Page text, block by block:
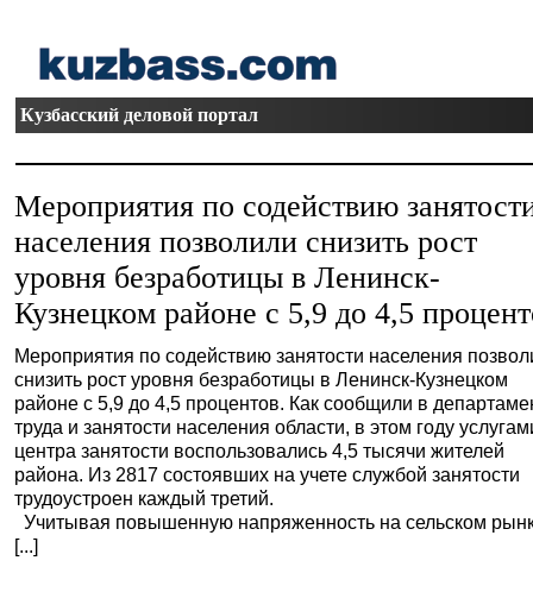
Кузбасский деловой портал
Мероприятия по содействию
населения позволили снизить рост
уровня безработицы в Ленинск-
Кузнецком районе с 5,9 до 4,5
Мероприятия по содействию занятости населения
снизить рост уровня безработицы в Ленинск-Кузнецком
районе с 5,9 до 4,5 процентов. Как сообщили в
труда и занятости населения области, в этом году
центра занятости воспользовались 4,5 тысячи жителей
района. Из 2817 состоявших на учете службой занятости
трудоустроен каждый третий.
Учитывая повышенную напряженность на сельском
[...]